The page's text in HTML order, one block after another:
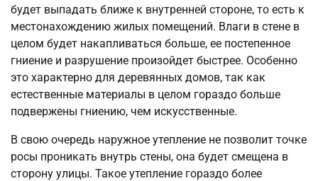
будет выпадать ближе к внутренней стороне, то есть к
местонахождению жилых помещений. Влаги в стене в
целом будет накапливаться больше, ее постепенное
гниение и разрушение произойдет быстрее. Особенно
это характерно для деревянных домов, так как
естественные материалы в целом гораздо больше
подвержены гниению, чем искусственные.
В свою очередь наружное утепление не позволит точке
росы проникать внутрь стены, она будет смещена в
сторону улицы. Такое утепление гораздо более